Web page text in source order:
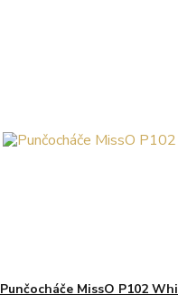
Punčocháče MissO P102